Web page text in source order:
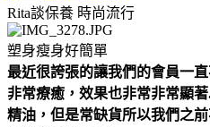
Rita談保養 時尚流行
塑身瘦身好簡單
最近很誇張的讓我們的會員一
非常療癒，效果也非常非常顯
精油，但是常缺貨所以我們之